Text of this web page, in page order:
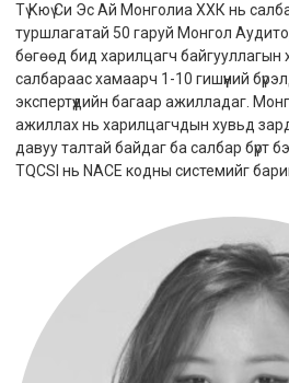
Тү Кюү Си Эс Ай Монголиа ХХК нь
туршлагатай 50 гаруй Монгол
бөгөөд бид харилцагч байгууллагын
салбараас хамаарч 1-10 гишүүний
экспертүүдийн багаар ажилладаг.
ажиллах нь харилцагчдын хувьд
давуу талтай байдаг ба салбар бүрт
TQCSI нь NACE кодны системийг